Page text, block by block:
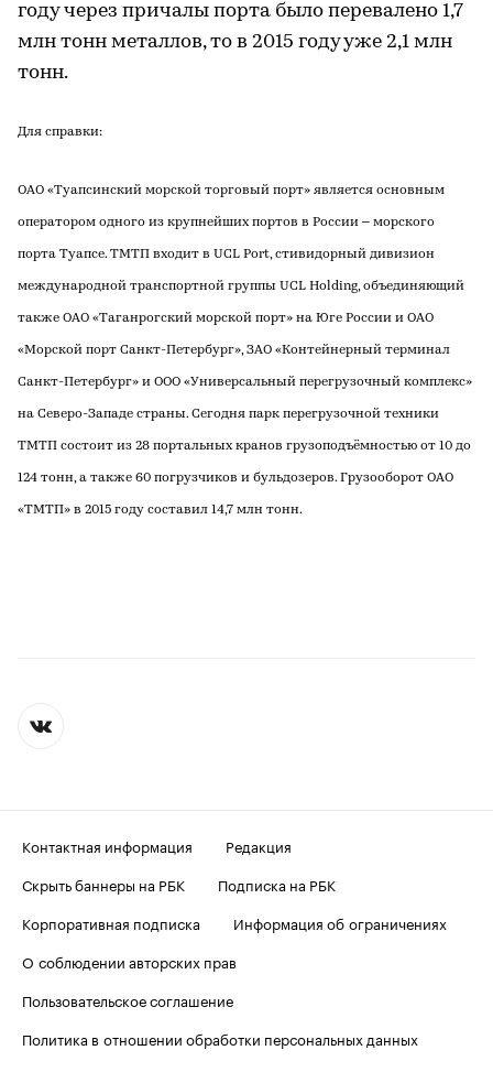
году через причалы порта было перевалено 1,7
млн тонн металлов, то в 2015 году уже 2,1 млн
тонн.
Для справки:
ОАО «Туапсинский морской торговый порт» является основным
оператором одного из крупнейших портов в России – морского
порта Туапсе. ТМТП входит в UCL Port, стивидорный дивизион
международной транспортной группы UCL Holding, объединяющий
также ОАО «Таганрогский морской порт» на Юге России и ОАО
«Морской порт Санкт-Петербург», ЗАО «Контейнерный терминал
Санкт-Петербург» и ООО «Универсальный перегрузочный комплекс»
на Северо-Западе страны. Сегодня парк перегрузочной техники
ТМТП состоит из 28 портальных кранов грузоподъёмностью от 10 до
124 тонн, а также 60 погрузчиков и бульдозеров. Грузооборот ОАО
«ТМТП» в 2015 году составил 14,7 млн тонн.
Контактная информация
Редакция
Скрыть баннеры на РБК
Подписка на РБК
Корпоративная подписка
Информация об ограничениях
О соблюдении авторских прав
Пользовательское соглашение
Политика в отношении обработки персональных данных